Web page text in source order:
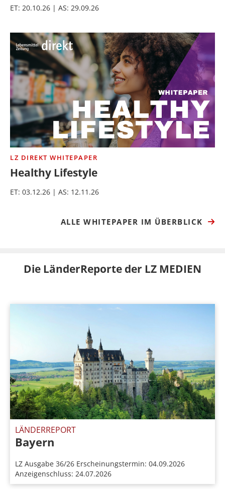
ET: 20.10.26 | AS: 29.09.26
LZ DIREKT WHITEPAPER
Healthy Lifestyle
ET: 03.12.26 | AS: 12.11.26
ALLE WHITEPAPER IM ÜBERBLICK
Die LänderReporte der LZ MEDIEN
LÄNDERREPORT
Bayern
LZ Ausgabe 36/26 Erscheinungstermin: 04.09.2026
Anzeigenschluss: 24.07.2026